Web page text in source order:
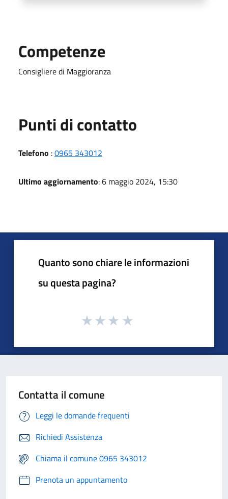
Competenze
Consigliere di Maggioranza
Punti di contatto
Telefono :0965 343012
Ultimo aggiornamento: 6 maggio 2024, 15:30
Quanto sono chiare le informazioni
su questa pagina?
Contatta il comune
Leggi le domande frequenti
Richiedi Assistenza
Chiama il comune 0965 343012
Prenota un appuntamento